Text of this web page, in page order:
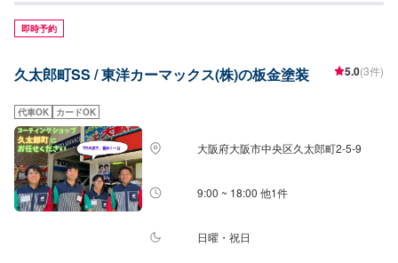
ジよりご予約の上、お気軽にご来店をお待ちしております。最終予約受付は
電話にてとなります。
即時予約
久太郎町SS / 東洋カーマックス(株)の板金塗装 5.0(3件)
代車OK カードOK
大阪府大阪市中央区久太郎町2-5-9
9:00 ~ 18:00 他1件
日曜・祝日